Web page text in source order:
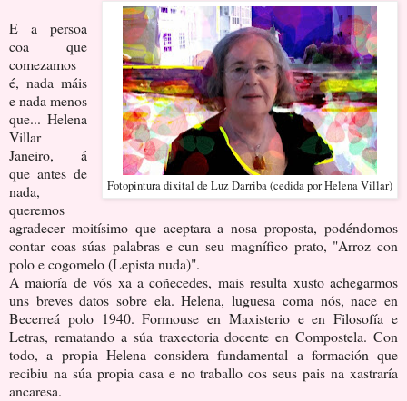
Fotopintura dixital de Luz Darriba (cedida por Helena Villar)
E a persoa
coa que
comezamos
é, nada máis
e nada menos
que... Helena
Villar
Janeiro, á
que antes de
nada,
queremos
agradecer moitísimo que aceptara a nosa proposta, podéndomos
contar coas súas palabras e cun seu magnífico prato, "Arroz con
polo e cogomelo (Lepista nuda)".
A maioría de vós xa a coñecedes, mais resulta xusto achegarmos
uns breves datos sobre ela. Helena, luguesa coma nós, nace en
Becerreá polo 1940. Formouse en Maxisterio e en Filosofía e
Letras, rematando a súa traxectoria docente en Compostela. Con
todo, a propia Helena considera fundamental a formación que
recibiu na súa propia casa e no traballo cos seus pais na xastraría
ancaresa.